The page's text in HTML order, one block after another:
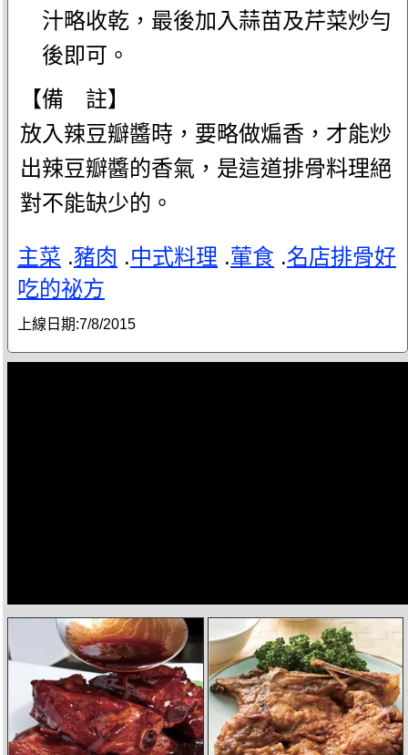
汁略收乾，最後加入蒜苗及芹菜炒勻
後即可。
【備 註】
放入辣豆瓣醬時，要略做煸香，才能炒
出辣豆瓣醬的香氣，是這道排骨料理絕
對不能缺少的。
主菜 .豬肉 .中式料理 .葷食 .名店排骨好
吃的祕方
上線日期:7/8/2015